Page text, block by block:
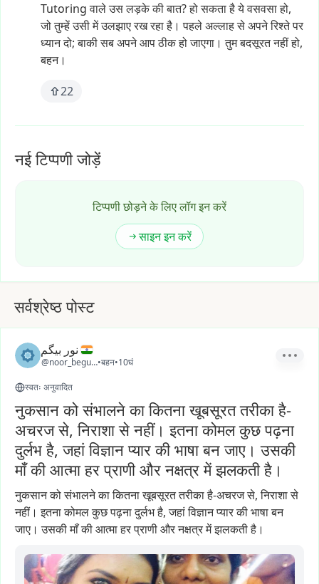
Tutoring वालेउसलड़केकीबात?होसकताहैयेवसवसाहो,
जोतुम्हेंउसीमेंउलझाएरखरहाहै। पहलेअल्लाहसेअपनेरिश्तेपर
ध्यानदो; बाकीसबअपनेआपठीकहोजाएगा। तुमबदसूरतनहींहो,
बहन।
22
नई टिप्पणी जोड़ें
टिप्पणी छोड़ने के लिए लॉग इन करें
साइन इन करें
सर्वश्रेष्ठ पोस्ट
نور بیگم
@noor_begum2
•बहन•10घं
स्वतः अनुवादित
नुकसान को संभालने का कितना खूबसूरत तरीका है-
अचरज से, निराशा से नहीं। इतना कोमल कुछ पढ़ना
दुर्लभ है, जहां विज्ञान प्यार की भाषा बन जाए। उसकी
माँ की आत्मा हर प्राणी और नक्षत्र में झलकती है।
नुकसानकोसंभालनेकाकितनाखूबसूरततरीकाहै-अचरजसे, निराशासे
नहीं। इतनाकोमलकुछपढ़नादुर्लभहै, जहांविज्ञानप्यारकीभाषाबन
जाए। उसकीमाँकीआत्माहरप्राणीऔरनक्षत्रमेंझलकतीहै।